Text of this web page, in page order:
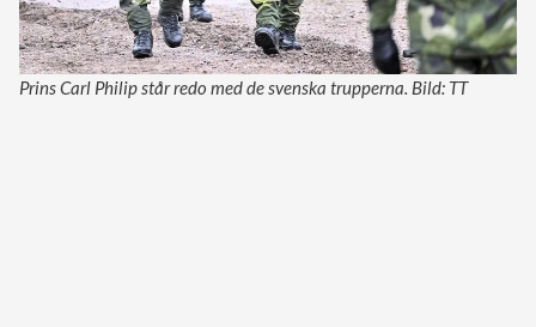
Prins Carl Philip står redo med de svenska trupperna. Bild: TT